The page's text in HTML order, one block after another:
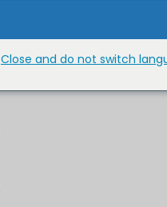
Close and do not switch